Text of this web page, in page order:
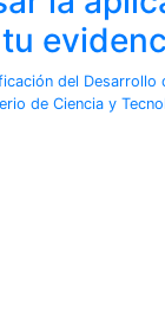
del Desarrollo
de Ciencia y